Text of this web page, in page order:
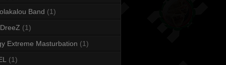
Band (1)
(1)
Extreme Masturbation (1)
(1)